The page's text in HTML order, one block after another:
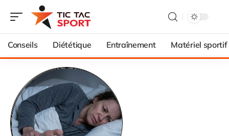
Conseils Diététique Entraînement Matériel sportif